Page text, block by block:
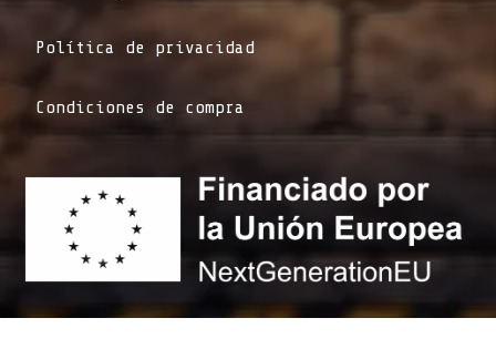
Política de privacidad
Condiciones de compra